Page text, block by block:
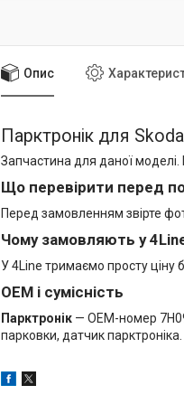
Опис
Парктронік для
Запчастина для даної моделі.
Що перевірити перед
Перед замовленням звірте
Чому замовляють у
У 4Line тримаємо просту ціну
OEM і сумісність
Парктронік — OEM-номер
парковки, датчик